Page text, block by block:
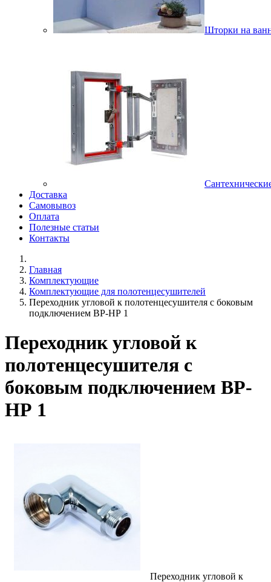
Шторки на
Доставка
Самовывоз
Оплата
Полезные статьи
Контакты
Главная
Комплектующие
Комплектующие для полотенцесушителей
Переходник угловой к полотенцесушителя с боковым
подключением ВР-НР 1
Переходник угловой к
полотенцесушителя с
боковым подключением ВР-
НР 1
Переходник угловой к